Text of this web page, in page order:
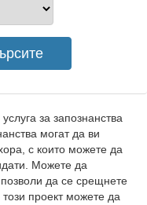
за запознанства
могат да ви
с които можете да
Можете да
да се срещнете
проект можете да